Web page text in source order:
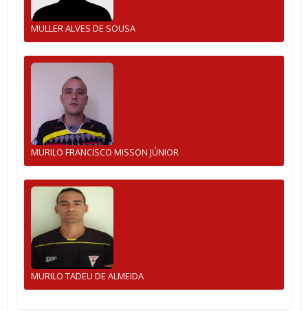
MULLER ALVES DE SOUSA
MURILO FRANCISCO MISSON JÚNIOR
MURILO TADEU DE ALMEIDA